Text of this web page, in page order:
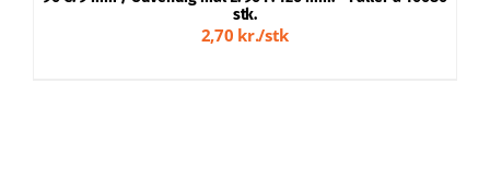
stk.
2,70 kr./stk